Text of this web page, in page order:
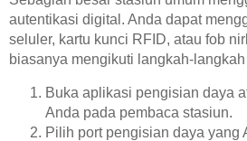
autentikasi digital. Anda dapat
seluler, kartu kunci RFID, atau fob
biasanya mengikuti langkah-
Buka aplikasi pengisian daya
Anda pada pembaca stasiun.
Pilih port pengisian daya yang